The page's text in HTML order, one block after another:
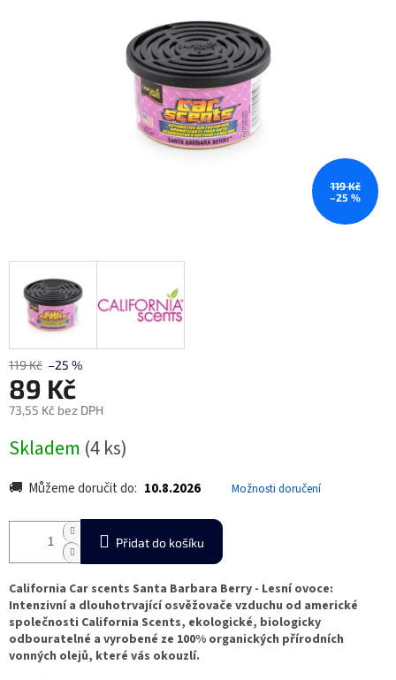
119 Kč
–25 %
119 Kč –25 %
89 Kč
73,55 Kč bez DPH
cena:
Skladem (4 ks)
Můžeme doručit do: 10.8.2026 Možnosti doručení
Přidat do košíku
California Car scents Santa Barbara Berry - Lesní ovoce:
Intenzivní a dlouhotrvající osvěžovače vzduchu od americké
společnosti California Scents, ekologické, biologicky
odbouratelné a vyrobené ze 100% organických přírodních
vonných olejů, které vás okouzlí.